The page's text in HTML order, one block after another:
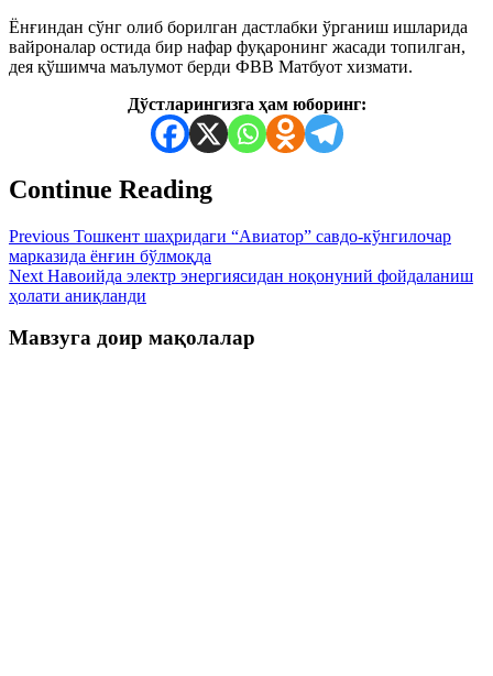
Ёнғиндан сўнг олиб борилган дастлабки ўрганиш ишларида
вайроналар остида бир нафар фуқаронинг жасади топилган,
дея қўшимча маълумот берди ФВВ Матбуот хизмати.
Дўстларингизга ҳам юборинг:
Continue Reading
Previous Тошкент шаҳридаги “Авиатор” савдо-кўнгилочар
марказида ёнғин бўлмоқда
Next Навоийда электр энергиясидан ноқонуний фойдаланиш
ҳолати аниқланди
Мавзуга доир мақолалар